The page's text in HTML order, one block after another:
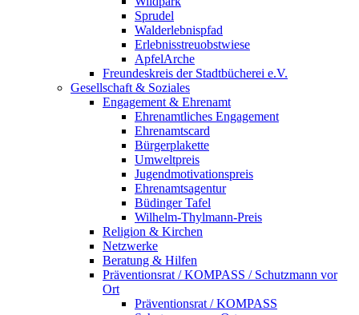
Sprudel
Walderlebnispfad
Erlebnisstreuobstwiese
ApfelArche
Freundeskreis der Stadtbücherei e.V.
Gesellschaft & Soziales
Engagement & Ehrenamt
Ehrenamtliches Engagement
Ehrenamtscard
Bürgerplakette
Umweltpreis
Jugendmotivationspreis
Ehrenamtsagentur
Büdinger Tafel
Wilhelm-Thylmann-Preis
Religion & Kirchen
Netzwerke
Beratung & Hilfen
Präventionsrat / KOMPASS / Schutzmann vor
Ort
Präventionsrat / KOMPASS